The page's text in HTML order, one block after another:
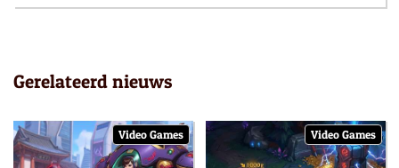
Gerelateerd nieuws
Video Games Video Games